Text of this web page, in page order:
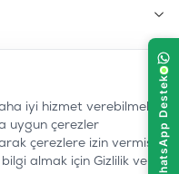
iyi hizmet verebilmek
uygun çerezler
çerezlere izin vermiş
almak için Gizlilik ve